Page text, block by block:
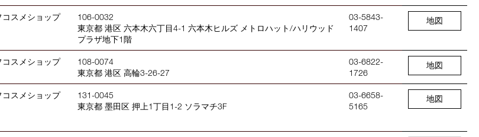
コスメショップ
106-0032
東京都 港区 六本木六丁目4-1 六本木ヒルズ メトロハット/ハリウッド
プラザ地下1階
03-5843-
1407
地図
コスメショップ
108-0074
東京都 港区 高輪3-26-27
03-6822-
1726
地図
コスメショップ
131-0045
東京都 墨田区 押上1丁目1-2 ソラマチ3F
03-6658-
5165
地図